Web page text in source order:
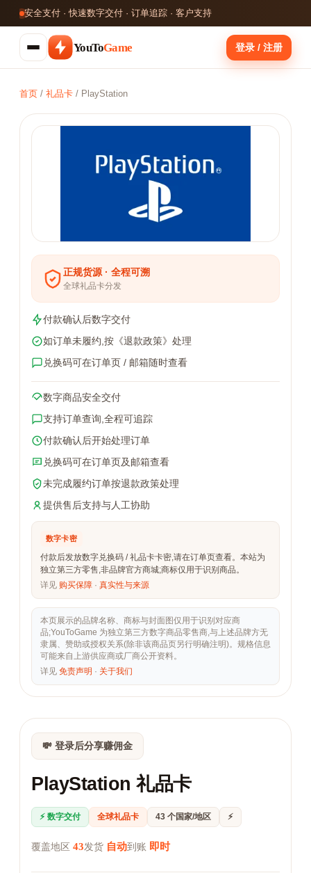
安全支付 · 快速数字交付 · 订单追踪 · 客户支持
YouToGame 登录 / 注册
首页 / 礼品卡 / PlayStation
正规货源 · 全程可溯
全球礼品卡分发
付款确认后数字交付
如订单未履约,按《退款政策》处理
兑换码可在订单页 / 邮箱随时查看
数字商品安全交付
支持订单查询,全程可追踪
付款确认后开始处理订单
兑换码可在订单页及邮箱查看
未完成履约订单按退款政策处理
提供售后支持与人工协助
数字卡密
付款后发放数字兑换码 / 礼品卡卡密,请在订单页查看。本站为
独立第三方零售,非品牌官方商城;商标仅用于识别商品。
详见 购买保障 · 真实性与来源
本页展示的品牌名称、商标与封面图仅用于识别对应商
品;YouToGame 为独立第三方数字商品零售商,与上述品牌方无
隶属、赞助或授权关系(除非该商品页另行明确注明)。规格信息
可能来自上游供应商或厂商公开资料。
详见 免责声明 · 关于我们
💸 登录后分享赚佣金
PlayStation 礼品卡
⚡ 数字交付 全球礼品卡 43 个国家/地区 ⚡
覆盖地区 43发货 自动到账 即时